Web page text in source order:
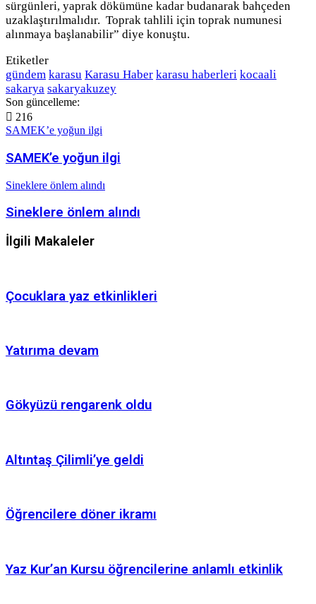
sürgünleri, yaprak dökümüne kadar budanarak bahçeden
uzaklaştırılmalıdır. Toprak tahlili için toprak numunesi
alınmaya başlanabilir” diye konuştu.
Etiketler
gündem karasu Karasu Haber karasu haberleri kocaali
sakarya sakaryakuzey
Son güncelleme:
216
SAMEK’e yoğun ilgi
SAMEK’e yoğun ilgi
Sineklere önlem alındı
Sineklere önlem alındı
İlgili Makaleler
Çocuklara yaz etkinlikleri
Yatırıma devam
Gökyüzü rengarenk oldu
Altıntaş Çilimli’ye geldi
Öğrencilere döner ikramı
Yaz Kur’an Kursu öğrencilerine anlamlı etkinlik